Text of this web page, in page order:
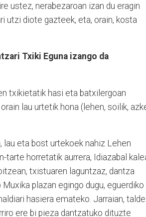
ustez, nerabezaroan izan du eragin
utzi diote gazteek, eta, orain, kosta
Txiki Eguna izango da
txikietatik hasi eta batxilergoan
lau urtetik hona (lehen, soilik,
lau eta bost urtekoek nahiz Lehen
tarte horretatik aurrera, Idiazabal
txistuaren laguntzaz, dantza
plazan egingo dugu, eguerdiko
hasiera emateko. Jarraian, talde
ere bi pieza dantzatuko dituzte